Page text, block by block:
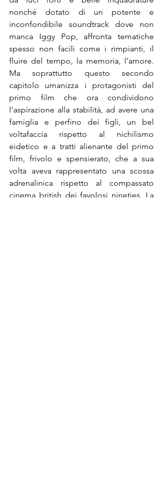
nonché dotato di un potente e
inconfondibile soundtrack dove non
manca Iggy Pop, affronta tematiche
spesso non facili come i rimpianti, il
fluire del tempo, la memoria, l’amore.
Ma soprattutto questo secondo
capitolo umanizza i protagonisti del
primo film che ora condividono
l’aspirazione alla stabilità, ad avere una
famiglia e perfino dei figli, un bel
voltafaccia rispetto al nichilismo
eidetico e a tratti alienante del primo
film, frivolo e spensierato, che a sua
volta aveva rappresentato una scossa
adrenalinica rispetto al compassato
cinema british dei favolosi nineties. La